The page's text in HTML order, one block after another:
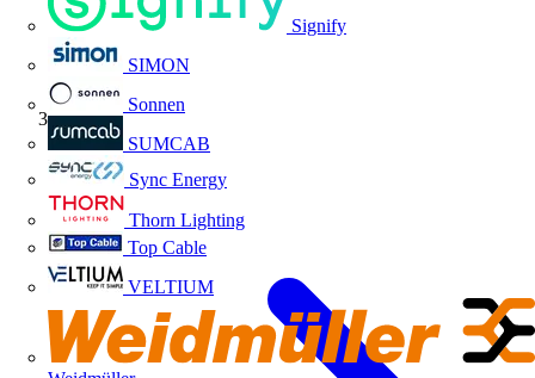
Signify
SIMON
Sonnen
SUMCAB
Sync Energy
Thorn Lighting
Top Cable
VELTIUM
Niessen